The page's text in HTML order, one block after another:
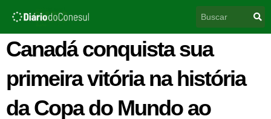
para
conteúdo
Canadá conquista sua
primeira vitória na história
da Copa do Mundo ao